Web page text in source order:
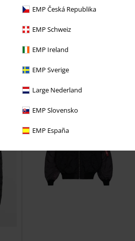
EMP Česká Republika
EMP Schweiz
EMP Ireland
EMP Sverige
Large Nederland
EMP Slovensko
EMP España
Kč 3.799,00
Roobie Crepe
bunda